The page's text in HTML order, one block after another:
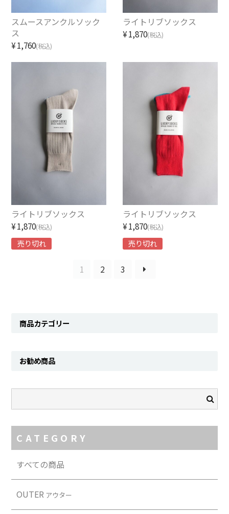
OTHER
About
スムースアンクルソック
ス
¥1,760(税込)
ライトリブソックス
¥1,870(税込)
ライトリブソックス
¥1,870(税込)
売り切れ
ライトリブソックス
¥1,870(税込)
売り切れ
1 2 3 ≫
商品カテゴリー
お勧め商品
CATEGORY
すべての商品
OUTER アウター